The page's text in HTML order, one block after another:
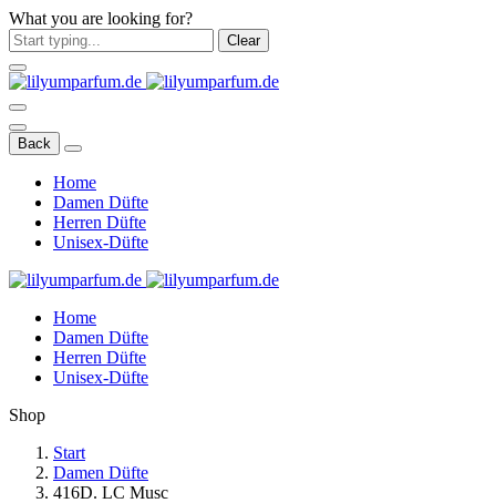
What you are looking for?
Clear
Back
Home
Damen Düfte
Herren Düfte
Unisex-Düfte
Home
Damen Düfte
Herren Düfte
Unisex-Düfte
Shop
Start
Damen Düfte
416D. LC Musc